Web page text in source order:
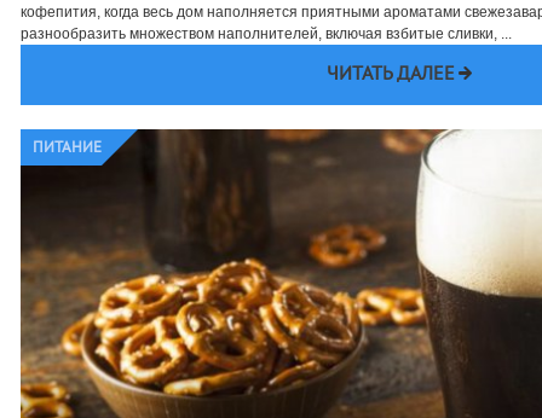
кофепития, когда весь дом наполняется приятными ароматами
разнообразить множеством наполнителей, включая взбитые сливки, ...
ЧИТАТЬ ДАЛЕЕ
ПИТАНИЕ